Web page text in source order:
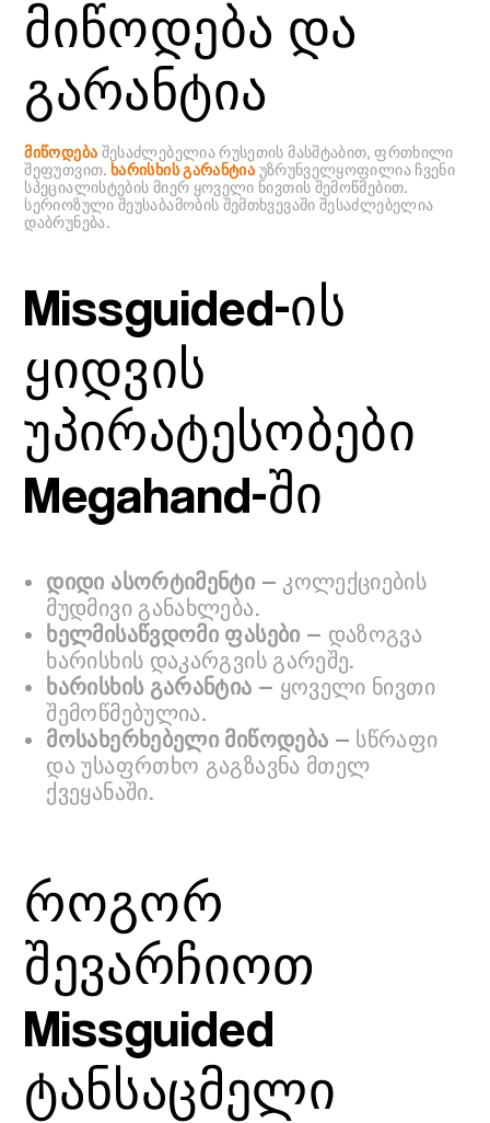
მიწოდება და
გარანტია
მიწოდება შესაძლებელია რუსეთის მასშტაბით, ფრთხილი
შეფუთვით.ხარისხის გარანტია უზრუნველყოფილია ჩვენი
სპეციალისტების მიერ ყოველი ნივთის შემოწმებით.
სერიოზული შეუსაბამობის შემთხვევაში შესაძლებელია
დაბრუნება.
Missguided-ის
ყიდვის
უპირატესობები
Megahand-ში
დიდი ასორტიმენტი — კოლექციების
მუდმივი განახლება.
ხელმისაწვდომი ფასები — დაზოგვა
ხარისხის დაკარგვის გარეშე.
ხარისხის გარანტია — ყოველი ნივთი
შემოწმებულია.
მოსახერხებელი მიწოდება — სწრაფი
და უსაფრთხო გაგზავნა მთელ
ქვეყანაში.
როგორ
შევარჩიოთ
Missguided
ტანსაცმელი